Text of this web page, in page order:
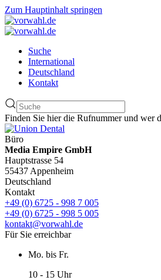
Zum Hauptinhalt springen
Suche
International
Deutschland
Kontakt
Finden Sie hier die Rufnummer und wer
Büro
Media Empire GmbH
Hauptstrasse 54
55437 Appenheim
Deutschland
Kontakt
+49 (0) 6725 - 998 7 005
+49 (0) 6725 - 998 5 005
kontakt@vorwahl.de
Für Sie erreichbar
Mo. bis Fr.
10 - 15 Uhr